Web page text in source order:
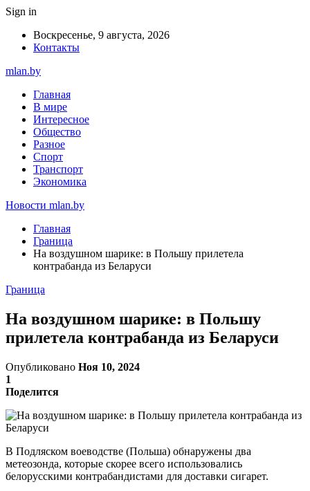
Sign in
Воскресенье, 9 августа, 2026
Контакты
mlan.by
Главная
В мире
Интересное
Общество
Разное
Спорт
Транспорт
Экономика
Новости mlan.by
Главная
Граница
На воздушном шарике: в Польшу прилетела
контрабанда из Беларуси
Граница
На воздушном шарике: в Польшу
прилетела контрабанда из Беларуси
Опубликовано Ноя 10, 2024
1
Поделится
В Подляском воеводстве (Польша) обнаружены два
метеозонда, которые скорее всего использовались
белорусскими контрабандистами для доставки сигарет.